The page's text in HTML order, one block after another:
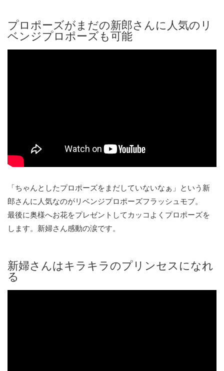
プロポーズがまだの新郎さんに人気のリ
ベンジプロポーズも可能
「ちゃんとしたプロポーズをまだしていないなぁ」という新
郎さんに人気なのがリベンジプロポーズフラッシュモブ。
最後に奥様へお花をプレゼントしてカッコよくプロポーズを
します。新婦さん感動の涙です。
新婦さんはキラキラのプリンセスになれ
る